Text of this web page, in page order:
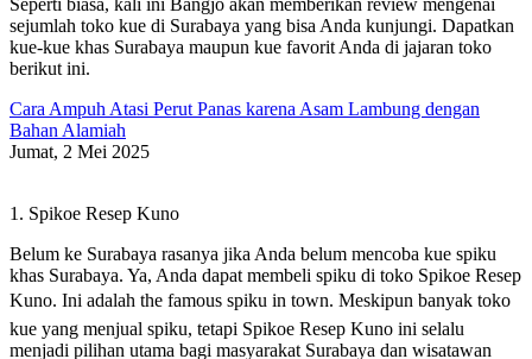
sejumlah toko kue di Surabaya yang bisa Anda kunjungi. Dapatkan
kue-kue khas Surabaya maupun kue favorit Anda di jajaran toko
berikut ini.
Cara Ampuh Atasi Perut Panas karena Asam Lambung dengan
Bahan Alamiah
Jumat, 2 Mei 2025
1. Spikoe Resep Kuno
Belum ke Surabaya rasanya jika Anda belum mencoba kue spiku
khas Surabaya. Ya, Anda dapat membeli spiku di toko Spikoe Resep
Kuno. Ini adalah the famous spiku in town. Meskipun banyak toko
kue yang menjual spiku, tetapi Spikoe Resep Kuno ini selalu
menjadi pilihan utama bagi masyarakat Surabaya dan wisatawan